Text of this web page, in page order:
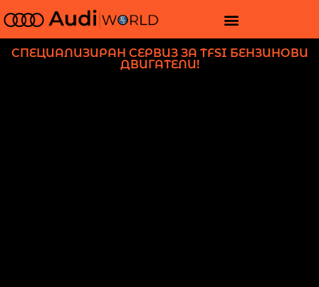
СПЕЦИАЛИЗИРАН СЕРВИЗ ЗА TFSI БЕНЗИНОВИ
ДВИГАТЕЛИ!